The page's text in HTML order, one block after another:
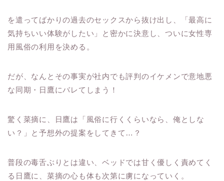
を遣ってばかりの過去のセックスから抜け出し、「最高に
気持ちいい体験がしたい」と密かに決意し、ついに女性専
用風俗の利用を決める。
だが、なんとその事実が社内でも評判のイケメンで意地悪
な同期・日鷹にバレてしまう！
驚く菜摘に、日鷹は「風俗に行くくらいなら、俺としな
い？」と予想外の提案をしてきて…？
普段の毒舌ぶりとは違い、ベッドでは甘く優しく責めてく
る日鷹に、菜摘の心も体も次第に虜になっていく。